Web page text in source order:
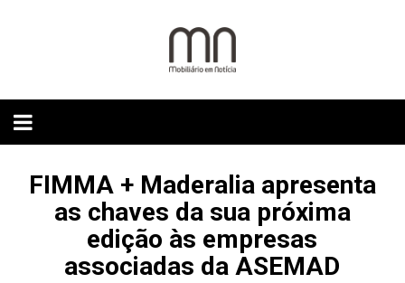
FIMMA + Maderalia apresenta
as chaves da sua próxima
edição às empresas
associadas da ASEMAD